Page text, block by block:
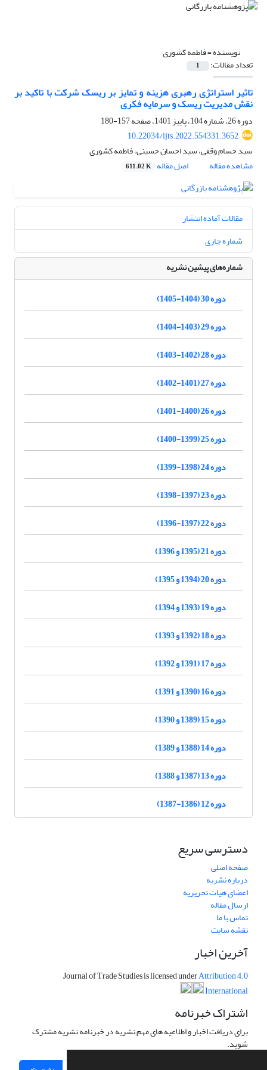
نویسنده =فاطمه کشوری
تعداد مقالات: 1
تاثیر استراتژی رهبری هزینه و تمایز بر ریسک شرکت با تاکید بر
نقش مدیریت ریسک و سرمایه فکری
دوره 26، شماره 104، پاییز 1401، صفحه
157-180
10.22034/ijts.2022.554331.3652
سید حسام وقفی، سید احسان حسینی، فاطمه کشوری
مشاهده مقاله
اصل مقاله 611.02 K
مقالات آماده انتشار
شماره جاری
شماره‌های پیشین نشریه
دوره 30 (1404-1405)
دوره 29 (1403-1404)
دوره 28 (1402-1403)
دوره 27 (1401-1402)
دوره 26 (1400-1401)
دوره 25 (1399-1400)
دوره 24 (1398-1399)
دوره 23 (1397-1398)
دوره 22 (1397-1396)
دوره 21 (1395 و 1396)
دوره 20 (1394 و 1395)
دوره 19 (1393 و 1394)
دوره 18 (1392 و 1393)
دوره 17 (1391 و 1392)
دوره 16 (1390 و 1391)
دوره 15 (1389 و 1390)
دوره 14 (1388 و 1389)
دوره 13 (1387 و 1388)
دوره 12 (1386-1387)
دسترسی سریع
صفحه اصلی
درباره نشریه
اعضای هیات تحریریه
ارسال مقاله
تماس با ما
نقشه سایت
آخرین اخبار
Journal of Trade Studies is licensed underAttribution 4.0
International
اشتراک خبرنامه
برای دریافت اخبار و اطلاعیه های مهم نشریه در خبرنامه نشریه مشترک
شوید.